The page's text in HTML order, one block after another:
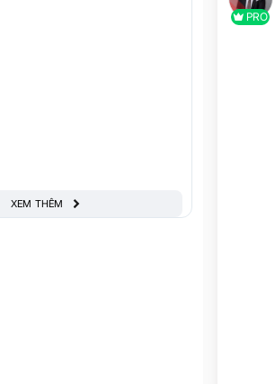
XEM THÊM
PRO